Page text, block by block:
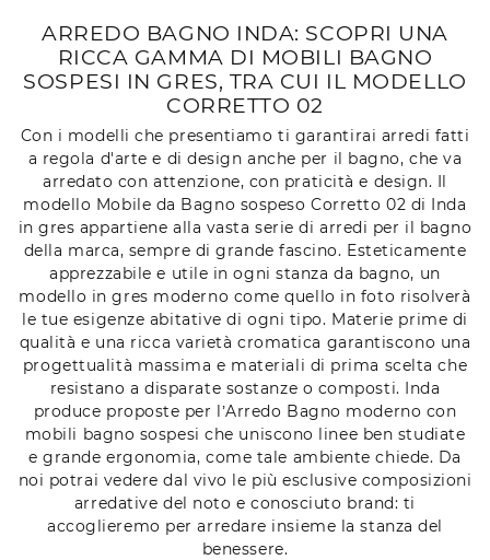
ARREDO BAGNO INDA: SCOPRI UNA
RICCA GAMMA DI MOBILI BAGNO
SOSPESI IN GRES, TRA CUI IL MODELLO
CORRETTO 02
Con i modelli che presentiamo ti garantirai arredi fatti
a regola d'arte e di design anche per il bagno, che va
arredato con attenzione, con praticità e design. Il
modello Mobile da Bagno sospeso Corretto 02 di Inda
in gres appartiene alla vasta serie di arredi per il bagno
della marca, sempre di grande fascino. Esteticamente
apprezzabile e utile in ogni stanza da bagno, un
modello in gres moderno come quello in foto risolverà
le tue esigenze abitative di ogni tipo. Materie prime di
qualità e una ricca varietà cromatica garantiscono una
progettualità massima e materiali di prima scelta che
resistano a disparate sostanze o composti. Inda
produce proposte per l’Arredo Bagno moderno con
mobili bagno sospesi che uniscono linee ben studiate
e grande ergonomia, come tale ambiente chiede. Da
noi potrai vedere dal vivo le più esclusive composizioni
arredative del noto e conosciuto brand: ti
accoglieremo per arredare insieme la stanza del
benessere.